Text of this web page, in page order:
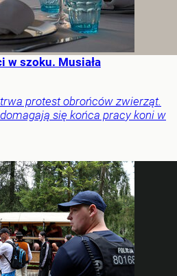
w szoku. Musiała
protest obrońców zwierząt.
się końca pracy koni w